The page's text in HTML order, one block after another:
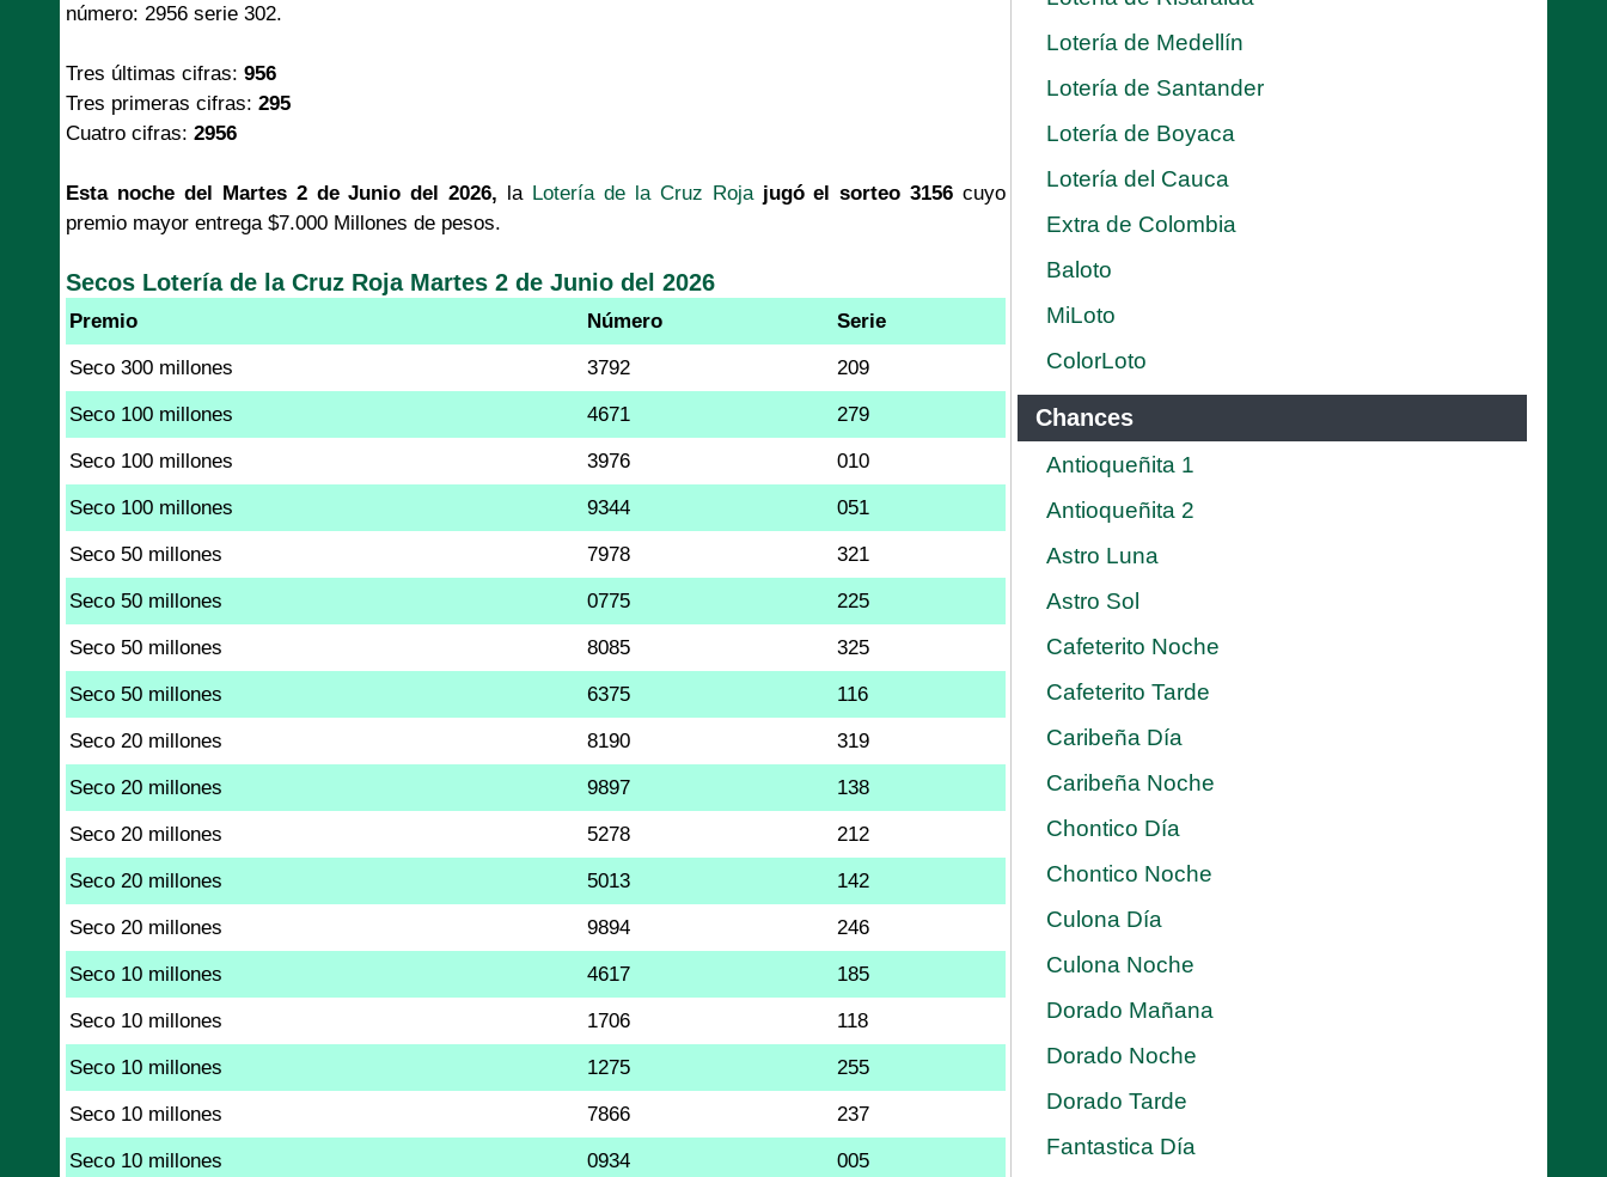
número: 2956 serie 302.
Tres últimas cifras: 956
Tres primeras cifras: 295
Cuatro cifras: 2956
Esta noche del Martes 2 de Junio del 2026, la Lotería de la Cruz Roja jugó el sorteo 3156 cuyo
premio mayor entrega $7.000 Millones de pesos.
Secos Lotería de la Cruz Roja Martes 2 de Junio del 2026
Premio Número Serie
Seco 300 millones 3792 209
Seco 100 millones 4671 279
Seco 100 millones 3976 010
Seco 100 millones 9344 051
Seco 50 millones 7978 321
Seco 50 millones 0775 225
Seco 50 millones 8085 325
Seco 50 millones 6375 116
Seco 20 millones 8190 319
Seco 20 millones 9897 138
Seco 20 millones 5278 212
Seco 20 millones 5013 142
Seco 20 millones 9894 246
Seco 10 millones 4617 185
Seco 10 millones 1706 118
Seco 10 millones 1275 255
Seco 10 millones 7866 237
Seco 10 millones 0934 005
Lotería de Medellín
Lotería de Santander
Lotería de Boyaca
Lotería del Cauca
Extra de Colombia
Baloto
MiLoto
ColorLoto
Chances
Antioqueñita 1
Antioqueñita 2
Astro Luna
Astro Sol
Cafeterito Noche
Cafeterito Tarde
Caribeña Día
Caribeña Noche
Chontico Día
Chontico Noche
Culona Día
Culona Noche
Dorado Mañana
Dorado Noche
Dorado Tarde
Fantastica Día